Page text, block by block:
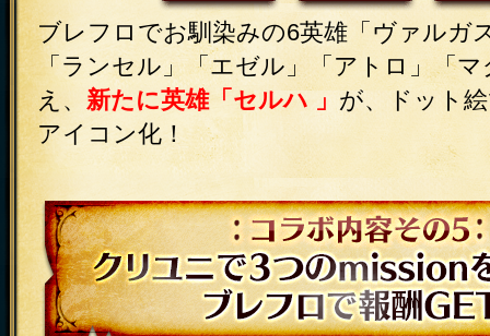
ブレフロでお馴染みの6英雄「ヴァルガ
「ランセル」「エゼル」「アトロ」「
え、 新たに英雄「セルハ 」 が、ドット
アイコン化！